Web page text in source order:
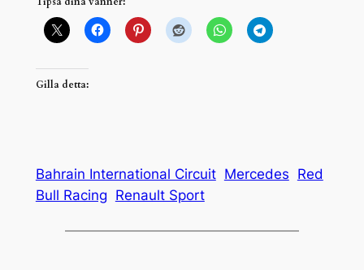
Gilla detta:
Bahrain International Circuit Mercedes Red
Bull Racing Renault Sport